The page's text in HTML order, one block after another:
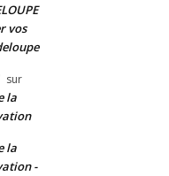
vos
sur
la
la
-